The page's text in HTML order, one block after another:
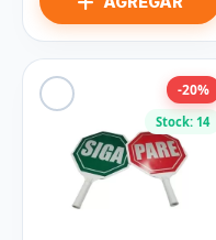
Stock: 14
-20%